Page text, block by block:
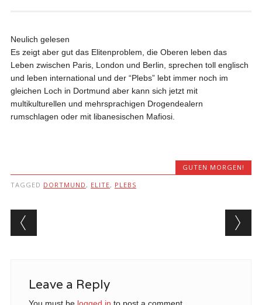
Neulich gelesen
Es zeigt aber gut das Elitenproblem, die Oberen leben das
Leben zwischen Paris, London und Berlin, sprechen toll englisch
und leben international und der “Plebs” lebt immer noch im
gleichen Loch in Dortmund aber kann sich jetzt mit
multikulturellen und mehrsprachigen Drogendealern
rumschlagen oder mit libanesischen Mafiosi.
GUTEN MORGEN!
TAGGED DORTMUND , ELITE, PLEBS
Post navigation
Leave a Reply